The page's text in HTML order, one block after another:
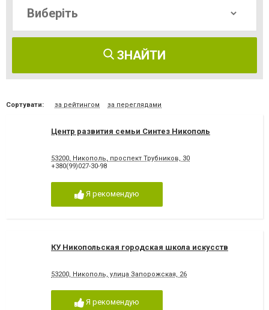
ЗНАЙТИ
Сортувати: за рейтингом за переглядами
Центр развития семьи Синтез Никополь
53200, Никополь, проспект Трубников, 30
+380(99)027-30-98
Я рекомендую
КУ Никопольская городская школа искусств
53200, Никополь, улица Запорожская, 26
Я рекомендую